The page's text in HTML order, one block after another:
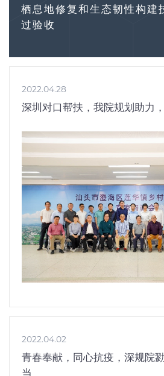
术研发”顺利通
布，深规
2022.04.28
深圳对口帮扶，我院规划助力
2022.04.02
青春奉献，同心抗疫，深规院
当